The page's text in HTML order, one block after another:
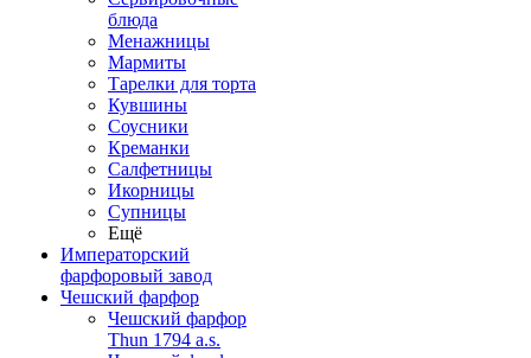
блюда
Менажницы
Мармиты
Тарелки для торта
Кувшины
Соусники
Креманки
Салфетницы
Икорницы
Супницы
Ещё
Императорский
фарфоровый завод
Чешский фарфор
Чешский фарфор
Thun 1794 a.s.